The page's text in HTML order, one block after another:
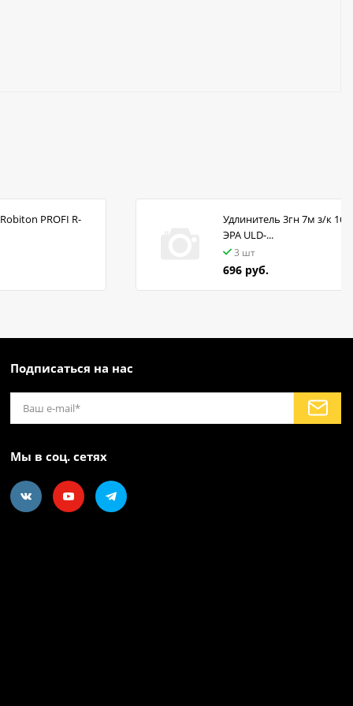
PROFI R-
Удлинитель 3гн 7м з/к 16А
ЭРА ULD-...
3 шт
696 руб.
Подписаться на нас
Мы в соц. сетях